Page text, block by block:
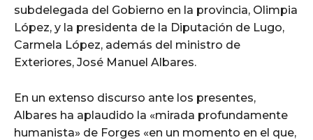
subdelegada del Gobierno en la provincia, Olimpia
López, y la presidenta de la Diputación de Lugo,
Carmela López, además del ministro de
Exteriores, José Manuel Albares.
En un extenso discurso ante los presentes,
Albares ha aplaudido la «mirada profundamente
humanista» de Forges «en un momento en el que,